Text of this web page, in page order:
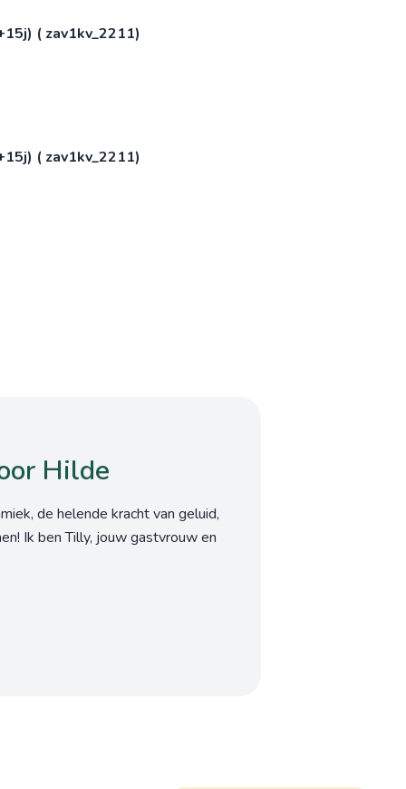
( zav1kv_2211)
( zav1kv_2211)
Hilde
de helende kracht van geluid,
Ik ben Tilly, jouw gastvrouw en